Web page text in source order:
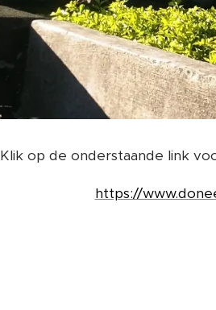
Klik op de onderstaande link
https://